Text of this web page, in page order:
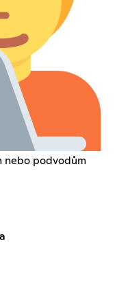
nebo podvodům